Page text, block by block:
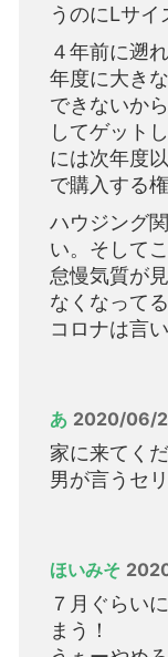
うのにLサイ
４年前に遡
年度に大き
できないか
してゲット
には次年度
で購入する
ハウジング
い。そして
怠慢気質が
なくなってる
コロナは言
あ 2020/06/
家に来てく
男が言うセ
ほいみそ
７月ぐらい
まう！